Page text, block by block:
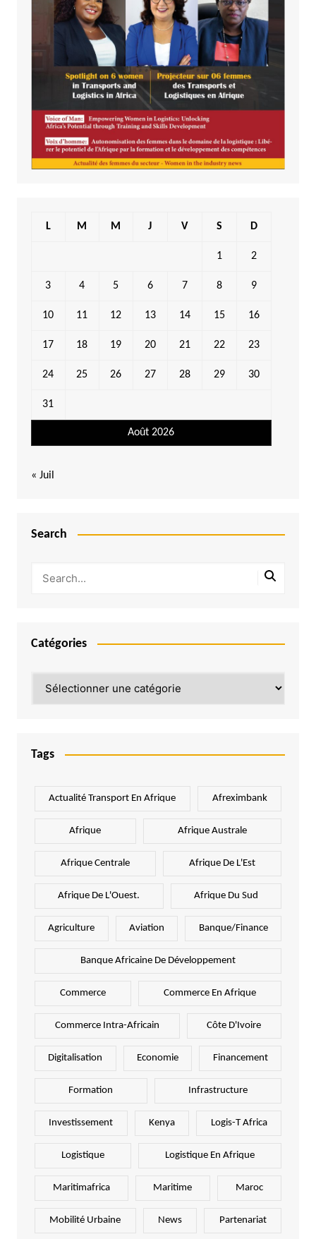
Août 2026
L M M J V S D
1 2
3 4 5 6 7 8 9
10 11 12 13 14 15 16
17 18 19 20 21 22 23
24 25 26 27 28 29 30
31
« Juil
Search
Catégories
Tags
Actualité Transport En Afrique Afreximbank
Afrique Afrique Australe
Afrique Centrale Afrique De L'Est
Afrique De L'Ouest. Afrique Du Sud
Agriculture Aviation Banque/Finance
Banque Africaine De Développement
Commerce Commerce En Afrique
Commerce Intra-Africain Côte D'Ivoire
Digitalisation Economie Financement
Formation Infrastructure
Investissement Kenya Logis-T Africa
Logistique Logistique En Afrique
Maritimafrica Maritime Maroc
Mobilité Urbaine News Partenariat